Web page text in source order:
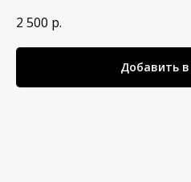
2 500 р.
Добавить в